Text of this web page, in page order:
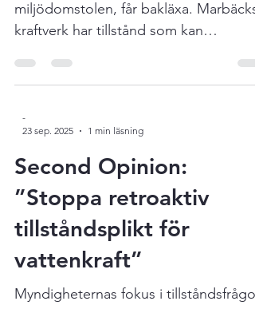
fortsatt behandling
miljödomstolen, får bakläxa. Marbäcks
omprövas. Läs MÖD:s dom här !
23 sep. 2025
1 min läsning
Second Opinion:
”Stoppa retroaktiv
tillståndsplikt för